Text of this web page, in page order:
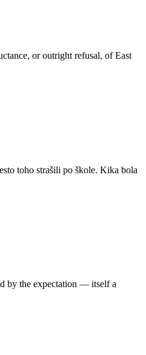
or outright refusal, of East
toho strašili po škole. Kika bola
by the expectation — itself a